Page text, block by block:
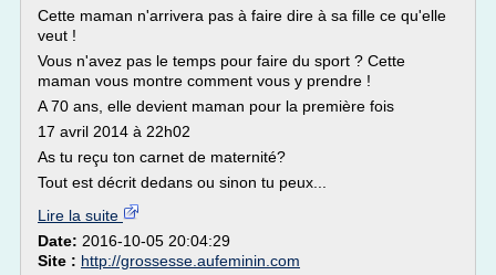
Cette maman n'arrivera pas à faire dire à sa fille ce qu'elle
veut !
Vous n'avez pas le temps pour faire du sport ? Cette
maman vous montre comment vous y prendre !
A 70 ans, elle devient maman pour la première fois
17 avril 2014 à 22h02
As tu reçu ton carnet de maternité?
Tout est décrit dedans ou sinon tu peux...
Lire la suite
Date: 2016-10-05 20:04:29
Site : http://grossesse.aufeminin.com